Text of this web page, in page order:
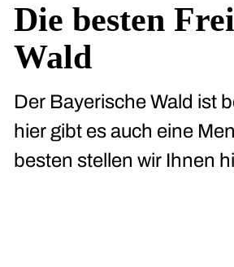
Die besten
Wald
Der Bayerische Wald ist
hier gibt es auch eine
besten stellen wir Ihnen